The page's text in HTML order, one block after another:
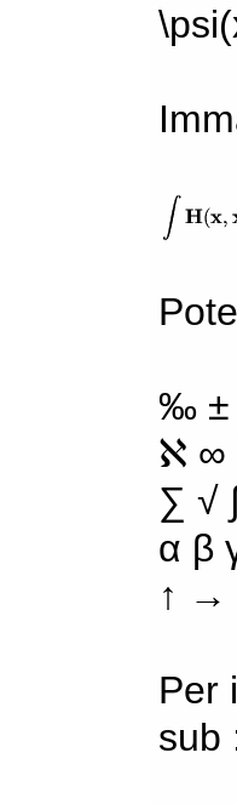
‰ ±
ℵ ∞
∑ √
α β
↑ →
Per
sub